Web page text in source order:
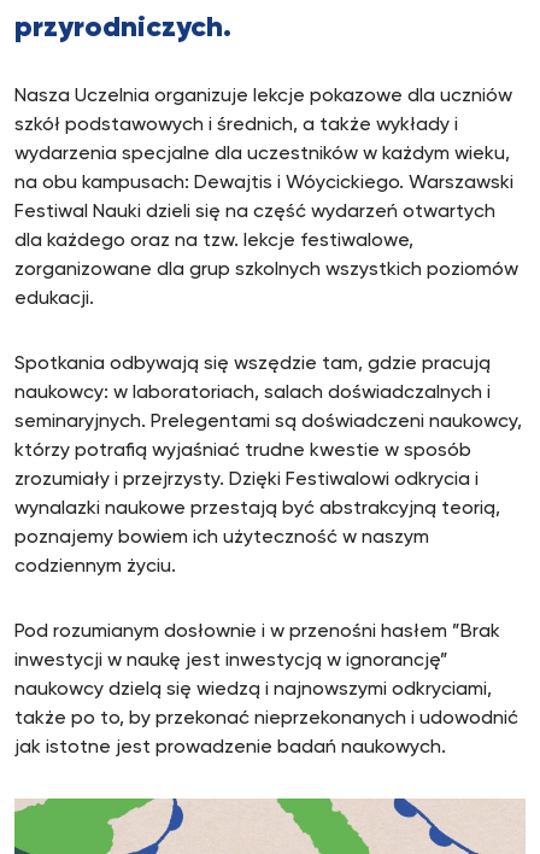
przyrodniczych.
Nasza Uczelnia organizuje lekcje pokazowe dla uczniów
szkół podstawowych i średnich, a także wykłady i
wydarzenia specjalne dla uczestników w każdym wieku,
na obu kampusach: Dewajtis i Wóycickiego. Warszawski
Festiwal Nauki dzieli się na część wydarzeń otwartych
dla każdego oraz na tzw. lekcje festiwalowe,
zorganizowane dla grup szkolnych wszystkich poziomów
edukacji.
Spotkania odbywają się wszędzie tam, gdzie pracują
naukowcy: w laboratoriach, salach doświadczalnych i
seminaryjnych. Prelegentami są doświadczeni naukowcy,
którzy potrafią wyjaśniać trudne kwestie w sposób
zrozumiały i przejrzysty. Dzięki Festiwalowi odkrycia i
wynalazki naukowe przestają być abstrakcyjną teorią,
poznajemy bowiem ich użyteczność w naszym
codziennym życiu.
Pod rozumianym dosłownie i w przenośni hasłem ”Brak
inwestycji w naukę jest inwestycją w ignorancję”
naukowcy dzielą się wiedzą i najnowszymi odkryciami,
także po to, by przekonać nieprzekonanych i udowodnić
jak istotne jest prowadzenie badań naukowych.